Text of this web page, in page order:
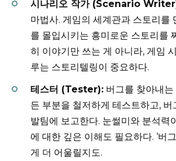
시나리오 작가 (Scenario
마법사. 게임의 세계관과 스토리를
를 몰입시키는 흥미로운 스토리를
히 이야기만 쓰는 게 아니라, 게임
루는 스토리텔링이 중요하다.
테스터 (Tester): 버그를 찾아내
든 부분을 철저하게 테스트하고, 버
발팀에 보고한다. 눈썰미와 분석력
에 대한 깊은 이해도 필요하다. ‘버
게 더 어울릴지도.